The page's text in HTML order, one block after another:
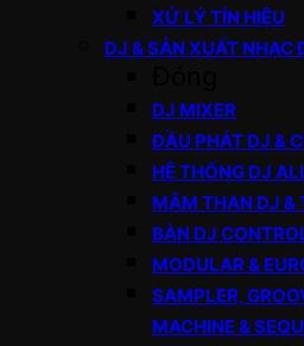
XỬ LÝ TÍN HIỆU
DJ & SẢN XUẤT NHẠC
DJ MIXER
ĐẦU PHÁT DJ &
HỆ THỐNG DJ
MÂM THAN DJ &
BÀN DJ
MODULAR &
SAMPLER,
MACHINE &